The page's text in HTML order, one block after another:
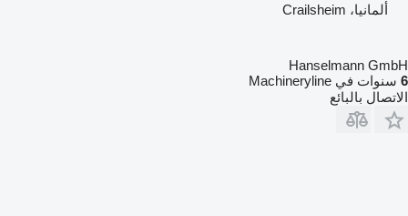
ألمانيا، Crailsheim
Hanselmann GmbH
6 سنوات في Machineryline
الاتصال بالبائع